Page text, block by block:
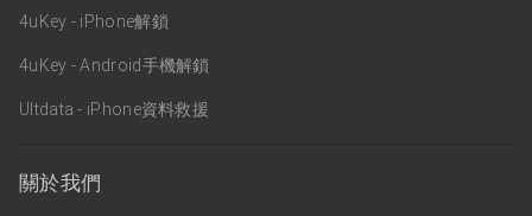
4uKey - iPhone解鎖
4uKey - Android手機解鎖
Ultdata - iPhone資料救援
關於我們